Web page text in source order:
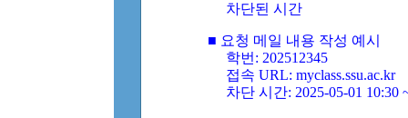
차단된 시간
■ 요청 메일 내용 작성 예시
학번: 202512345
접속 URL: myclass.ssu.ac.kr
차단 시간: 2025-05-01 10:30